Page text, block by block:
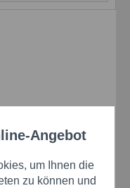
Aktiv
Aktiv
Angebot
um Ihnen die
zu können und